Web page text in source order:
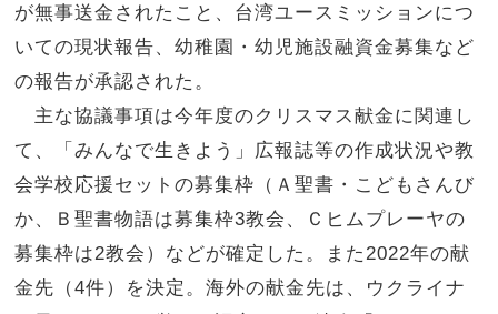
が無事送金されたこと、台湾ユースミッションにつ
いての現状報告、幼稚園・幼児施設融資金募集など
の報告が承認された。
主な協議事項は今年度のクリスマス献金に関連し
て、「みんなで生きよう」広報誌等の作成状況や教
会学校応援セットの募集枠（Ａ聖書・こどもさんび
か、Ｂ聖書物語は募集枠3教会、Ｃヒムプレーヤの
募集枠は2教会）などが確定した。また2022年の献
金先（4件）を決定。海外の献金先は、ウクライナ